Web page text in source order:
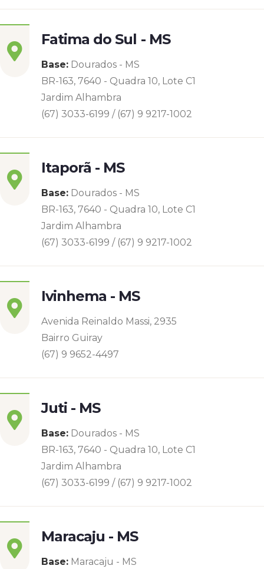
Fatima do Sul - MS
Base: Dourados - MS
BR-163, 7640 - Quadra 10, Lote C1
Jardim Alhambra
(67) 3033-6199 / (67) 9 9217-1002
Itaporã - MS
Base: Dourados - MS
BR-163, 7640 - Quadra 10, Lote C1
Jardim Alhambra
(67) 3033-6199 / (67) 9 9217-1002
Ivinhema - MS
Avenida Reinaldo Massi, 2935
Bairro Guiray
(67) 9 9652-4497
Juti - MS
Base: Dourados - MS
BR-163, 7640 - Quadra 10, Lote C1
Jardim Alhambra
(67) 3033-6199 / (67) 9 9217-1002
Maracaju - MS
Base: Maracaju - MS